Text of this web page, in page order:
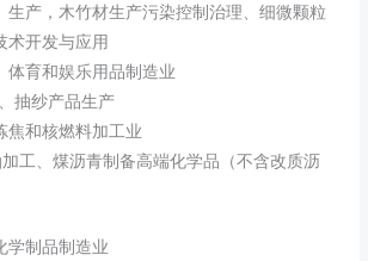
生产，木竹材生产污染控制治理、细微颗粒
术开发与应用
体育和娱乐用品制造业
抽纱产品生产
焦和核燃料加工业
工、煤沥青制备高端化学品（不含改质沥
学制品制造业